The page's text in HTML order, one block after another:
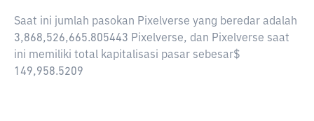
Saat ini jumlah pasokan Pixelverse yang beredar adalah
3,868,526,665.805443 Pixelverse, dan Pixelverse saat
ini memiliki total kapitalisasi pasar sebesar$
149,958.5209